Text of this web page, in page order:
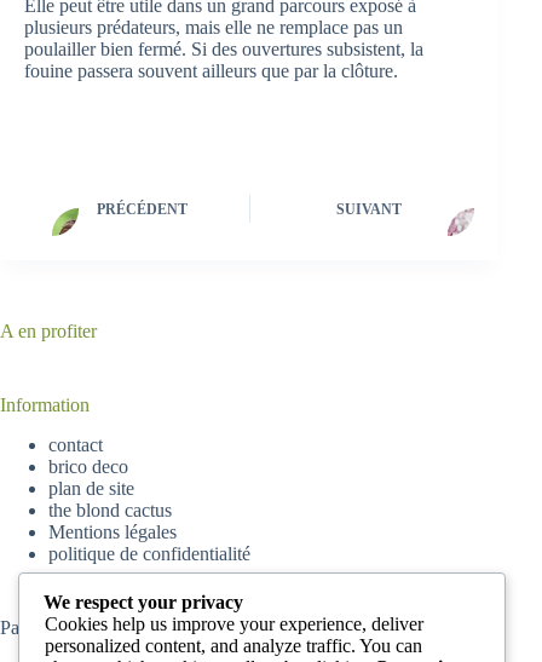
Elle peut être utile dans un grand parcours exposé à
plusieurs prédateurs, mais elle ne remplace pas un
poulailler bien fermé. Si des ouvertures subsistent, la
fouine passera souvent ailleurs que par la clôture.
PRÉCÉDENT SUIVANT
A en profiter
Information
contact
brico deco
plan de site
the blond cactus
Mentions légales
politique de confidentialité
Partenaireparisskyscrapers
We respect your privacy
Cookies help us improve your experience, deliver
personalized content, and analyze traffic. You can